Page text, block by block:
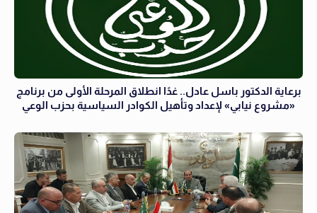
برعاية الدكتور باسل عادل.. غدًا انطلاق المرحلة الأولى من برنامج
«مشروع نيابي» لإعداد وتأهيل الكوادر السياسية بحزب الوعي